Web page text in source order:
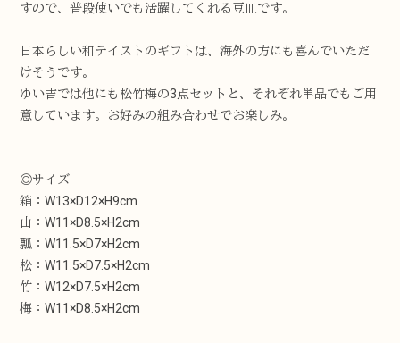
すので、普段使いでも活躍してくれる豆皿です。
日本らしい和テイストのギフトは、海外の方にも喜んでいただ
けそうです。
ゆい吉では他にも松竹梅の3点セットと、それぞれ単品でもご用
意しています。お好みの組み合わせでお楽しみ。
◎サイズ
箱：W13×D12×H9cm
山：W11×D8.5×H2cm
瓢：W11.5×D7×H2cm
松：W11.5×D7.5×H2cm
竹：W12×D7.5×H2cm
梅：W11×D8.5×H2cm